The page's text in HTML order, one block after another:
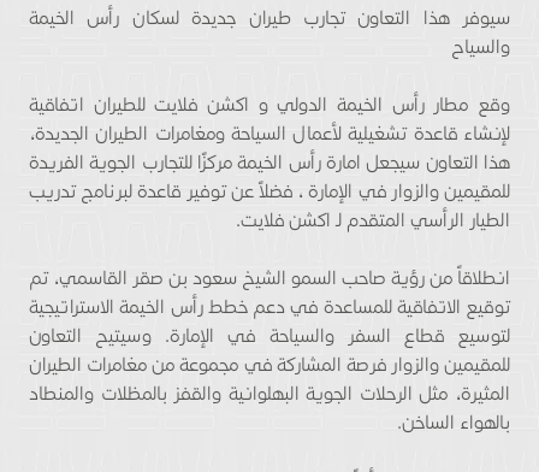
سيوفر هذا التعاون تجارب طيران جديدة لسكان رأس الخيمة
والسياح
وقع مطار رأس الخيمة الدولي و اكشن فلايت للطيران اتفاقية
لإنشاء قاعدة تشغيلية لأعمال السياحة ومغامرات الطيران الجديدة،
هذا التعاون سيجعل امارة رأس الخيمة مركزًا للتجارب الجوية الفريدة
للمقيمين والزوار في الإمارة ، فضلاً عن توفير قاعدة لبرنامج تدريب
الطيار الرأسي المتقدم لـ اكشن فلايت.
انطلاقاً من رؤية صاحب السمو الشيخ سعود بن صقر القاسمي، تم
توقيع الاتفاقية للمساعدة في دعم خطط رأس الخيمة الاستراتيجية
لتوسيع قطاع السفر والسياحة في الإمارة. وسيتيح التعاون
للمقيمين والزوار فرصة المشاركة في مجموعة من مغامرات الطيران
المثيرة، مثل الرحلات الجوية البهلوانية والقفز بالمظلات والمنطاد
بالهواء الساخن.